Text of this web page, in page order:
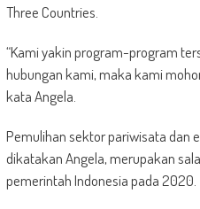
Three Countries.
“Kami yakin program-program
hubungan kami, maka kami
kata Angela.
Pemulihan sektor pariwisata dan
dikatakan Angela, merupakan
pemerintah Indonesia pada 2020.